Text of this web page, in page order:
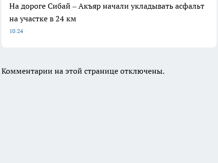
На дороге Сибай – Акъяр начали укладывать асфальт
на участке в 24 км
10:24
Комментарии на этой странице отключены.